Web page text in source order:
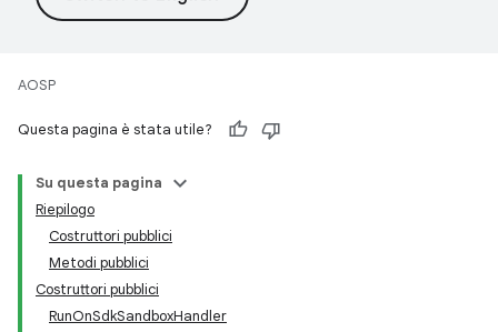
AOSP
Questa pagina è stata utile?
Su questa pagina
Riepilogo
Costruttori pubblici
Metodi pubblici
Costruttori pubblici
RunOnSdkSandboxHandler